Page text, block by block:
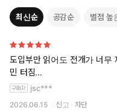
아 종합 베스트셀러 1위에
김한 소서림 작가의 신작
과 그 뒤에 숨겨진 잔혹한
사건의 실체를 추적하는 야
수 ‘기화’. 한때 깊은 인연으
을 겨누어야만 하는 상황은
다. 부패한 권력을 향한 냉
최신순 공감순 별점 높
도입부만 읽어도 전개가 너무
민 터짐...
jsc***
2026.06.15 신고 차단